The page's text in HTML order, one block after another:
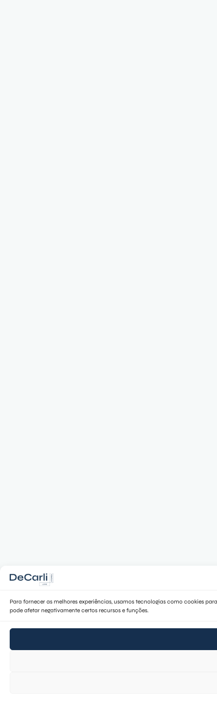
Para fornecer as melhores experiências, usamos tecnologias como cookies
pode afetar negativamente certos recursos e funções.